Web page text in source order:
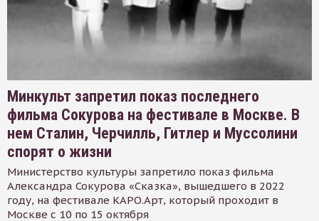
Минкульт запретил показ последнего
фильма Сокурова на фестивале в Москве. В
нем Сталин, Черчилль, Гитлер и Муссолини
спорят о жизни
Министерство культуры запретило показ фильма
Александра Сокурова «Сказка», вышедшего в 2022
году, на фестивале КАРО.Арт, который проходит в
Москве с 10 по 15 октября